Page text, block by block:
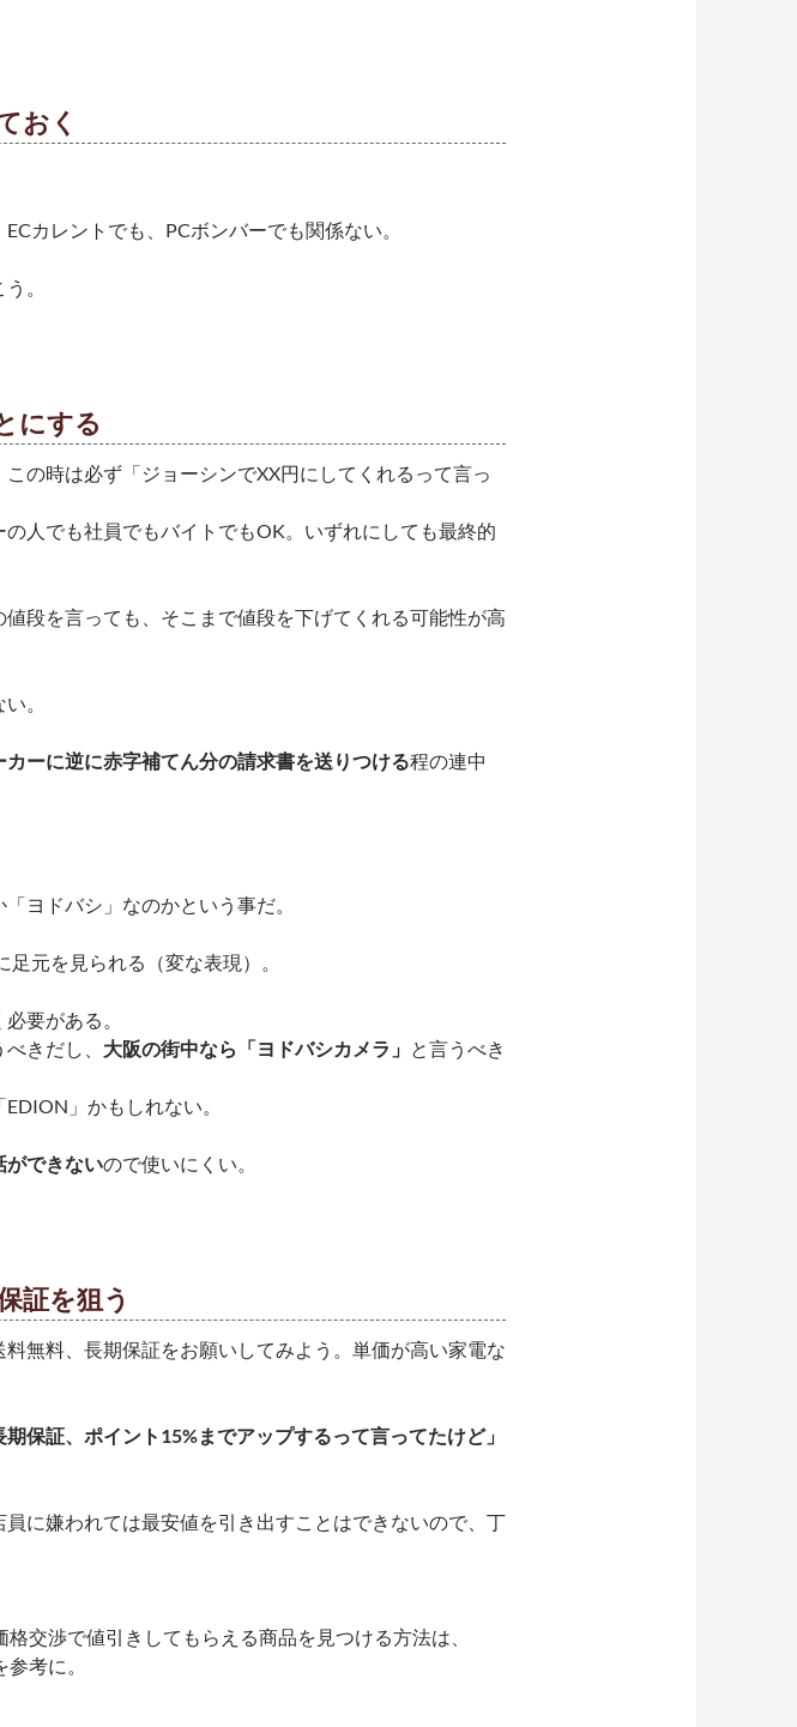
おく
カレントでも、PCボンバーでも関係ない。
。
にする
の時は必ず「ジョーシンでXX円にしてくれるって言っ
の人でも社員でもバイトでもOK。いずれにしても最終的
段を言っても、そこまで値段を下げてくれる可能性が高
。
ーに逆に赤字補てん分の請求書を送りつける程の連中
ヨドバシ」なのかという事だ。
元を見られる（変な表現）。
要がある。
きだし、 大阪の街中なら「ヨドバシカメラ」 と言うべき
」かもしれない。
ができないので使いにくい。
証を狙う
無料、長期保証をお願いしてみよう。単価が高い家電な
期保証、ポイント15%までアップするって言ってたけど」
に嫌われては最安値を引き出すことはできないので、丁
交渉で値引きしてもらえる商品を見つける方法は、
参考に。